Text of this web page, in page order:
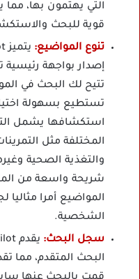
قوية للبحث
تنوع المواضيع:
إصدار بواجهة رئيسية
تتيح لك البحث في
تستطيع بسهولة
استكشافها يشمل
المختلفة مثل
والتغذية الصحية
شريحة واسعة من
المواضيع أمرا مثاليا
الشخصية.
سجل البحث:
البحث المتقدم، مما